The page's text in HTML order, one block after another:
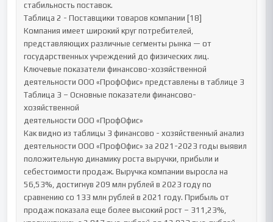
стабильность поставок.
Таблица 2 - Поставщики товаров компании [18]
Компания имеет широкий круг потребителей,
представляющих различные сегменты рынка — от
государственных учреждений до физических лиц.
Ключевые показатели финансово-хозяйственной
деятельности ООО «ПрофОфис» представлены в таблице 3
Таблица 3 – Основные показатели финансово-
хозяйственной
деятельности ООО «ПрофОфис»
Как видно из таблицы 3 финансово - хозяйственный анализ
деятельности ООО «ПрофОфис» за 2021-2023 годы выявил
положительную динамику роста выручки, прибыли и
себестоимости продаж. Выручка компании выросла на
56,53%, достигнув 209 млн рублей в 2023 году по
сравнению со 133 млн рублей в 2021 году. Прибыль от
продаж показала еще более высокий рост – 311,23%,